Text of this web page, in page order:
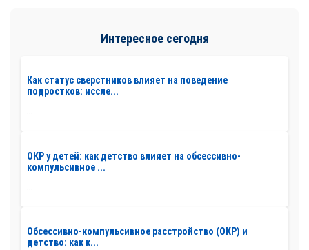
Интересное сегодня
Как статус сверстников влияет на поведение
подростков: иссле...
...
ОКР у детей: как детство влияет на обсессивно-
компульсивное ...
Обсессивно-компульсивное расстройство (ОКР) и
детство: как к...